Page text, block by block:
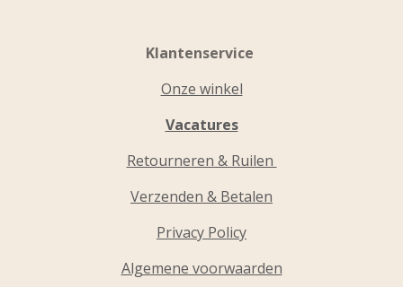
Klantenservice
Onze winkel
Vacatures
Retourneren & Ruilen
Verzenden & Betalen
Privacy Policy
Algemene voorwaarden